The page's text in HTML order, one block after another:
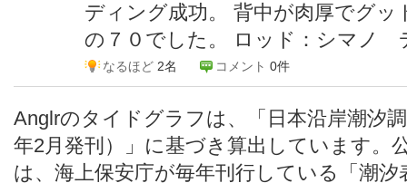
ディング成功。 背中が肉厚でグッ
の７０でした。 ロッド：シマノ
なるほど 2名 コメント 0件
Anglrのタイドグラフは、「日本沿岸潮汐
年2月発刊）」に基づき算出しています。
は、海上保安庁が毎年刊行している「潮